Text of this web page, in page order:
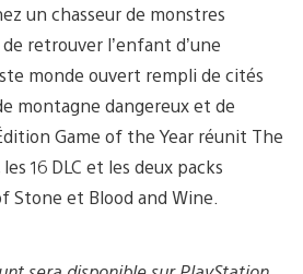
un chasseur de monstres
retrouver l’enfant d’une
monde ouvert rempli de cités
montagne dangereux et de
Game of the Year réunit The
16 DLC et les deux packs
Stone et Blood and Wine.